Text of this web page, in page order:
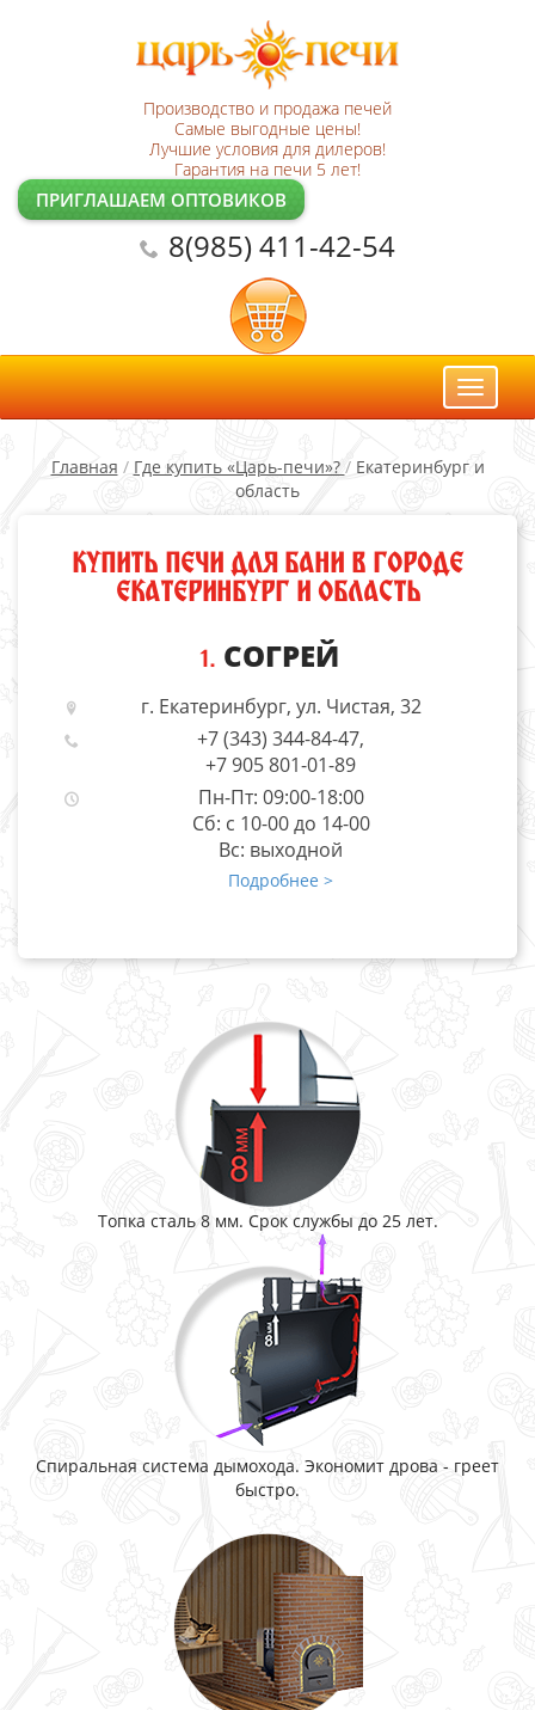
Производство и продажа печей
Самые выгодные цены!
Лучшие условия для дилеров!
Гарантия на печи 5 лет!
ПРИГЛАШАЕМ ОПТОВИКОВ
8(985) 411-42-54
Toggle
Главная / Где купить «Царь-печи»? / Екатеринбург и
область
КУПИТЬ ПЕЧИ ДЛЯ БАНИ В ГОРОДЕ
ЕКАТЕРИНБУРГ И ОБЛАСТЬ
1. СОГРЕЙ
г. Екатеринбург, ул. Чистая, 32
+7 (343) 344-84-47,
+7 905 801-01-89
Пн-Пт: 09:00-18:00
Cб: c 10-00 до 14-00
Вс: выходной
Подробнее >
Топка сталь 8 мм. Срок службы до 25 лет.
Спиральная система дымохода. Экономит дрова - греет
быстро.